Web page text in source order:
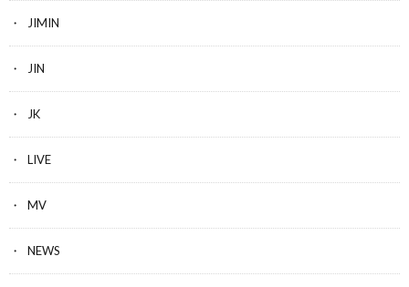
JIMIN
JIN
JK
LIVE
MV
NEWS